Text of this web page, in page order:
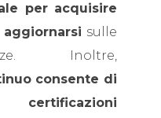
per acquisire
sulle
Inoltre,
consente di